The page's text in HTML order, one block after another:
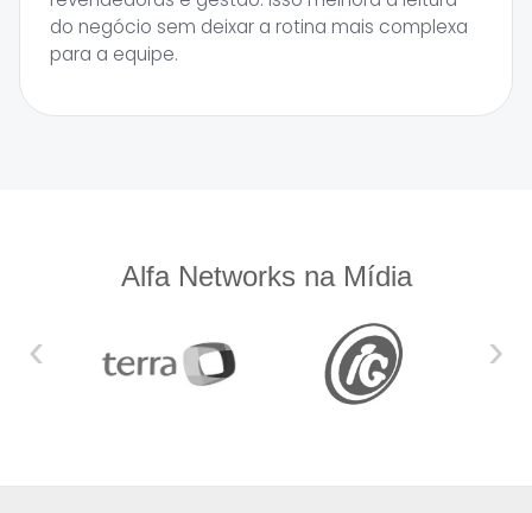
do negócio sem deixar a rotina mais complexa
para a equipe.
Alfa Networks na Mídia
‹ ›